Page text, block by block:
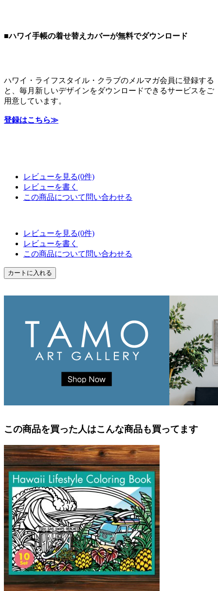
■ハワイ手帳の着せ替えカバーが無料でダウンロード
ハワイ・ライフスタイル・クラブのメルマガ会員に登録する
と、毎月新しいデザインをダウンロードできるサービスをご
用意しています。
登録はこちら≫
レビューを見る(0件)
レビューを書く
この商品について問い合わせる
レビューを見る(0件)
レビューを書く
この商品について問い合わせる
この商品を買った人はこんな商品も買ってます